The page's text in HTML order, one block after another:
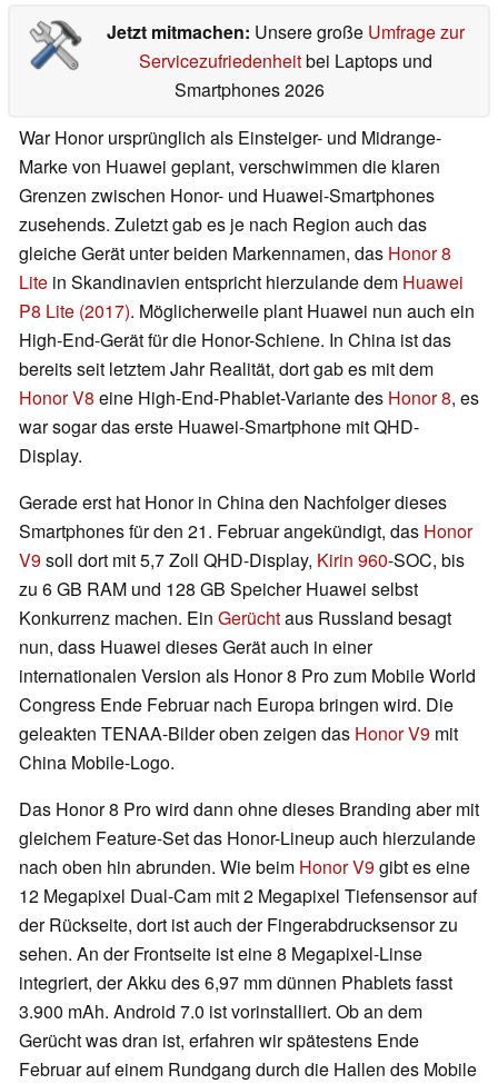
Jetzt mitmachen: Unsere große Umfrage zur
Servicezufriedenheitbei Laptops und
Smartphones 2026
War Honor ursprünglich als Einsteiger- und Midrange-
Marke von Huawei geplant, verschwimmen die klaren
Grenzen zwischen Honor- und Huawei-Smartphones
zusehends. Zuletzt gab es je nach Region auch das
gleiche Gerät unter beiden Markennamen, das Honor 8
Lite in Skandinavien entspricht hierzulande dem Huawei
P8 Lite (2017). Möglicherweile plant Huawei nun auch ein
High-End-Gerät für die Honor-Schiene. In China ist das
bereits seit letztem Jahr Realität, dort gab es mit dem
Honor V8 eine High-End-Phablet-Variante des Honor 8, es
war sogar das erste Huawei-Smartphone mit QHD-
Display.
Gerade erst hat Honor in China den Nachfolger dieses
Smartphones für den 21. Februar angekündigt, das Honor
V9soll dort mit 5,7 Zoll QHD-Display, Kirin 960-SOC, bis
zu 6 GB RAM und 128 GB Speicher Huawei selbst
Konkurrenz machen. Ein Gerüchtaus Russland besagt
nun, dass Huawei dieses Gerät auch in einer
internationalen Version als Honor 8 Pro zum Mobile World
Congress Ende Februar nach Europa bringen wird. Die
geleakten TENAA-Bilder oben zeigen das Honor V9 mit
China Mobile-Logo.
Das Honor 8 Pro wird dann ohne dieses Branding aber mit
gleichem Feature-Set das Honor-Lineup auch hierzulande
nach oben hin abrunden. Wie beim Honor V9gibt es eine
12 Megapixel Dual-Cam mit 2 Megapixel Tiefensensor auf
der Rückseite, dort ist auch der Fingerabdrucksensor zu
sehen. An der Frontseite ist eine 8 Megapixel-Linse
integriert, der Akku des 6,97 mm dünnen Phablets fasst
3.900 mAh. Android 7.0 ist vorinstalliert. Ob an dem
Gerücht was dran ist, erfahren wir spätestens Ende
Februar auf einem Rundgang durch die Hallen des Mobile